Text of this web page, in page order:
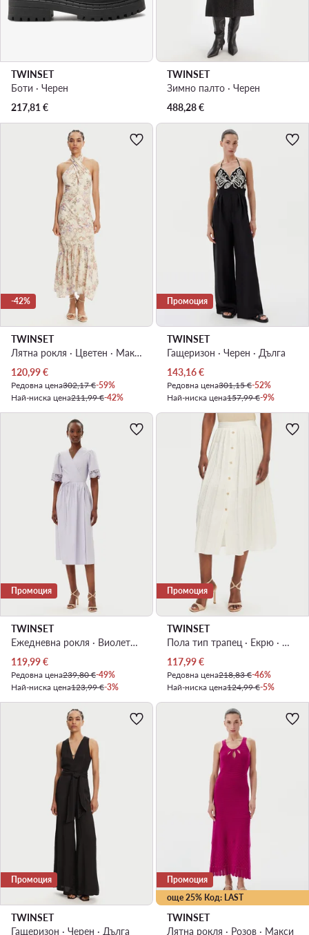
TWINSET
Боти · Черен
217,81 €
TWINSET
Зимно палто · Черен
488,28€
-42%
TWINSET
Лятна рокля · Цветен · Макси
Актуална цена
120,99€
Редовна цена302,17 €-59%
Най-ниска цена211,99 €-42%
Промоция
TWINSET
Гащеризон · Черен · Дълга
Актуална цена
143,16€
Редовна цена301,15 €-52%
Най-ниска цена157,99 €-9%
Промоция
TWINSET
Ежедневна рокля · Виолетов · Миди
Актуална цена
119,99€
Редовна цена239,80 €-49%
Най-ниска цена123,99 €-3%
Промоция
TWINSET
Пола тип трапец · Екрю · Миди
Актуална цена
117,99€
Редовна цена218,83 €-46%
Най-ниска цена124,99 €-5%
Промоция
TWINSET
Гащеризон · Черен · Дълга
още 25% Код: LAST
Промоция
TWINSET
Лятна рокля · Розов · Макси